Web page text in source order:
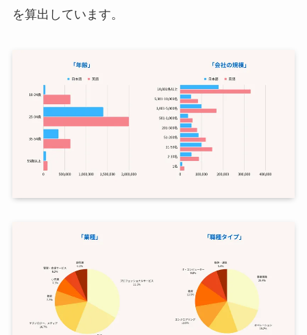
を算出しています。